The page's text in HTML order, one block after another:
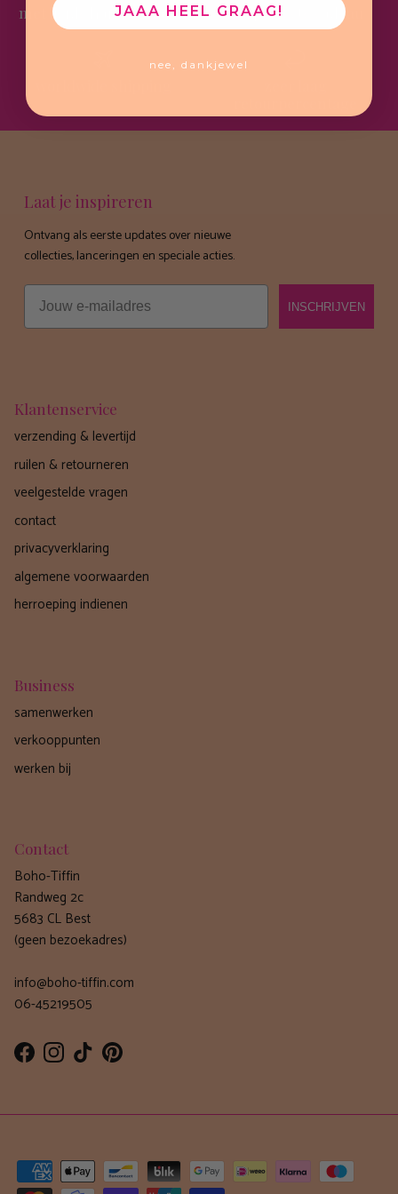
met liefde handgemaakt het perfecte cadeau
Laat je inspireren
Ontvang als eerste updates over nieuwe
collecties, lanceringen en speciale acties.
Email
INSCHRIJVEN
Klantenservice
verzending & levertijd
ruilen & retourneren
veelgestelde vragen
contact
privacyverklaring
algemene voorwaarden
herroeping indienen
Business
samenwerken
verkooppunten
werken bij
Contact
Boho-Tiffin
Randweg 2c
5683 CL Best
(geen bezoekadres)
info@boho-tiffin.com
06-45219505
FacebookInstagram
TikTokPinterest
JAAA HEEL GRAAG!
nee, dankjewel